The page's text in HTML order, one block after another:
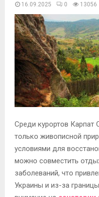
16.09.2025 0 13056
Среди курортов Карпат
только живописной
условиями для
можно совместить
заболеваний, что
Украины и из-за